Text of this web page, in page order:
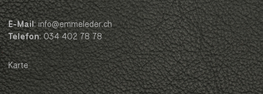
E-Mail: info@emmeleder.ch
Telefon: 034 402 78 78
Karte